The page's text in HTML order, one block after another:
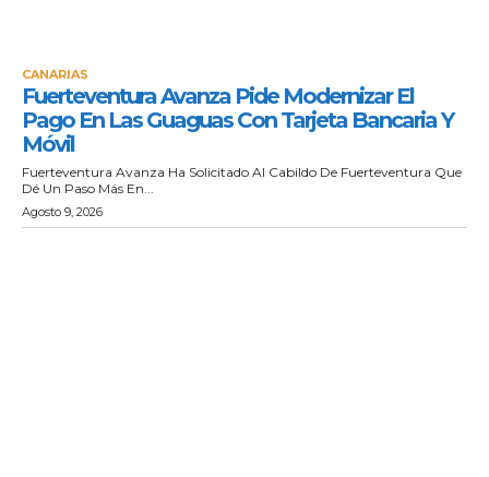
CANARIAS
Fuerteventura Avanza Pide Modernizar El
Pago En Las Guaguas Con Tarjeta Bancaria Y
Móvil
Fuerteventura Avanza Ha Solicitado Al Cabildo De Fuerteventura Que
Dé Un Paso Más En...
Agosto 9, 2026